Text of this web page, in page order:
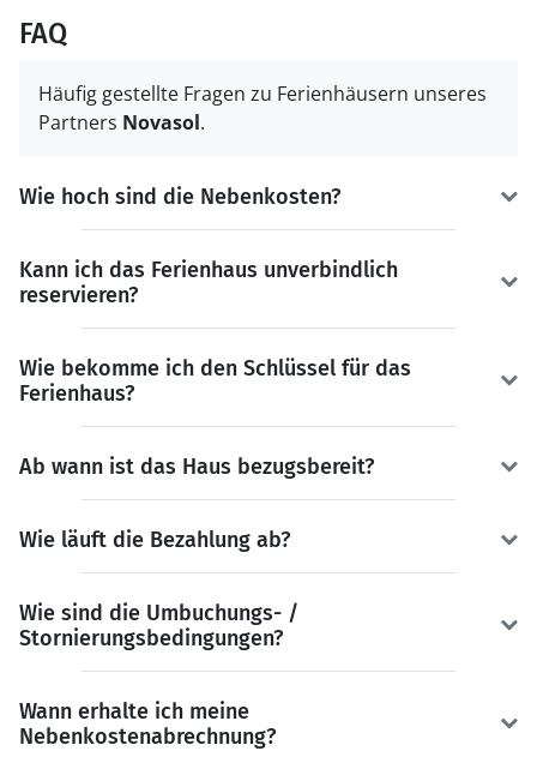
FAQ
Häufig gestellte Fragen zu Ferienhäusern unseres
Partners Novasol.
Wie hoch sind die Nebenkosten?
Kann ich das Ferienhaus unverbindlich
reservieren?
Wie bekomme ich den Schlüssel für das
Ferienhaus?
Ab wann ist das Haus bezugsbereit?
Wie läuft die Bezahlung ab?
Wie sind die Umbuchungs- /
Stornierungsbedingungen?
Wann erhalte ich meine
Nebenkostenabrechnung?